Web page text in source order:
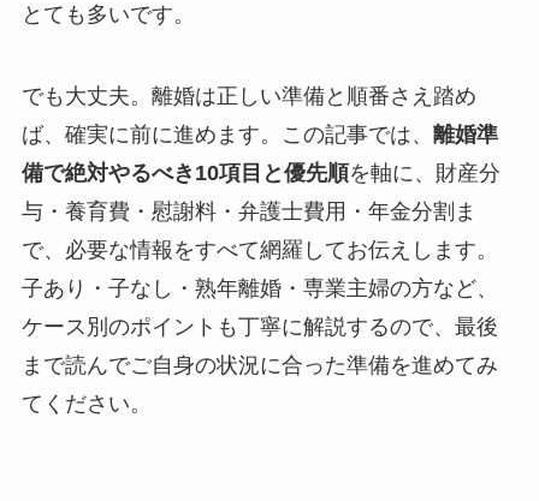
とても多いです。
でも大丈夫。離婚は正しい準備と順番さえ踏め
ば、確実に前に進めます。この記事では、 離婚準
備で絶対やるべき10項目と優先順を軸に、財産分
与・養育費・慰謝料・弁護士費用・年金分割ま
で、必要な情報をすべて網羅してお伝えします。
子あり・子なし・熟年離婚・専業主婦の方など、
ケース別のポイントも丁寧に解説するので、最後
まで読んでご自身の状況に合った準備を進めてみ
てください。